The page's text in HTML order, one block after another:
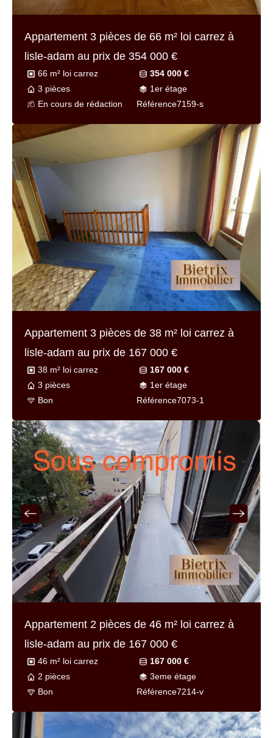
Appartement 3 pièces de 66 m² loi carrez à
lisle-adam au prix de 354 000 €
66 m² loi carrez
354 000 €
3 pièces
1er étage
En cours de rédaction
Référence7159-s
Appartement 3 pièces de 38 m² loi carrez à
lisle-adam au prix de 167 000 €
38 m² loi carrez
167 000 €
3 pièces
1er étage
Bon
Référence7073-1
Appartement 2 pièces de 46 m² loi carrez à
lisle-adam au prix de 167 000 €
46 m² loi carrez
167 000 €
2 pièces
3eme étage
Bon
Référence7214-v